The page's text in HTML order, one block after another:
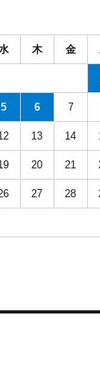
木 金
5 6 7
13 14
20 21
27 28